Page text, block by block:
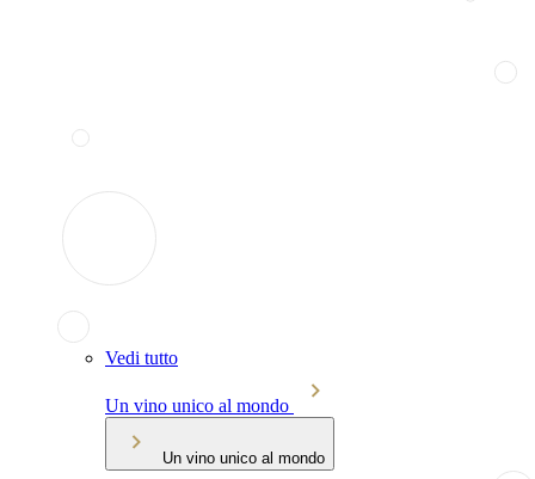
Vedi tutto
Un vino unico al mondo
Un vino unico al mondo